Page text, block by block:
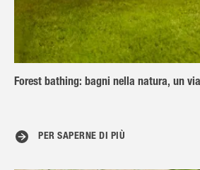
Forest bathing: bagni nella natura, un
PER SAPERNE DI PIÙ